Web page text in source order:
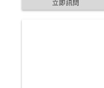
立即訊問